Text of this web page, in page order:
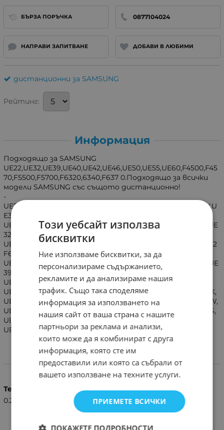
БЪРЗА ПОРЪЧКА 0877104024
НАПРАВИ ЗАПИТВАНЕ ДОБАВИ В ЛЮБИМИ
дистанционни за SAMSUNG
Рейтинг:
Информация
Подходящо за SAMSUNG
UE22,UE32,UE39,UE40,UE42,UE46,UE50,UE55,UE60,F4500,F45
70,F5500,F5700,F6320,6340,F637 0.Подходящо за всички
модели SAMSUNG със същото дистанционно!
-
UE22F5400AK,UE22F5400AW,UE22F5470SS,UE32F4000AW,U
E32F4500AK,UE32F4500AW,UE32F4570SS,
UE32F4580SS,UE32F5000AW,UE32F5070SS,UE32F5300AK,UE
32F5300AW,UE32F5370SS,UE32F5500AK,UE32F5500AW,
UE32F5570SS,UE32F5700AW,UE32F6200,UE32F6200AK,UE32
F6270SS,UE39F5070SS,UE39F5300AK,UE39F5300AW,
UE39F5370SS,UE39F5500AK,UE39F5500AW,UE39F5570SS,UE
39F5700AW,UE40F5500, UE40F6200AK, UE40F6270SS,
UE40F6340,UE42F5000AW, UE42F5300AW, UE42F5500AW,
UE42F5700AW,UE46F5000AW, UE46F5070SS, UE46F5300AK,
UE46F5300AW, UE46F5370SS, UE46F5500AK, UE46F5500AW,
UE46F5570SS, UE46F6200AK, UE46F6200AW, UE46F6270SS,
UE46F6340,UE50F5500AK, UE50F5500AW, UE50F5570SS,
UE50F6200,UE60F6300AK, UE60F6300AW, UE60F6370SS
Характеристики
Тегло (кг.)
0.20
Този уебсайт използва
бисквитки
Ние използваме бисквитки, за да
персонализираме съдържанието,
рекламите и да анализираме нашия
трафик. Също така споделяме
информация за използването на
нашия сайт от ваша страна с нашите
партньори за реклама и анализи,
които може да я комбинират с друга
информация, която сте им
предоставили или която са събрали от
вашето използване на техните услуги.
ПРИЕМЕТЕ ВСИЧКИ
ПОКАЖЕТЕ ПОДРОБНОСТИ